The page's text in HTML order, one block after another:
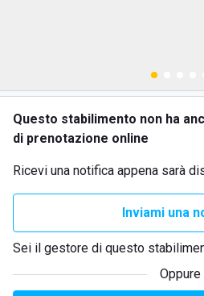
Questo stabilimento non ha
di prenotazione online
Ricevi una notifica appena sarà
Inviami una
Sei il gestore di questo
Oppure